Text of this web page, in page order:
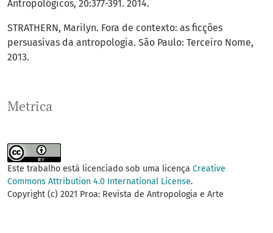
Metrica
Antropológicos, 20:377-391. 2014.
STRATHERN, Marilyn. Fora de contexto: as ficções
persuasivas da antropologia. São Paulo: Terceiro Nome,
2013.
Este trabalho está licenciado sob uma licença Creative
Commons Attribution 4.0 International License.
Copyright (c) 2021 Proa: Revista de Antropologia e Arte